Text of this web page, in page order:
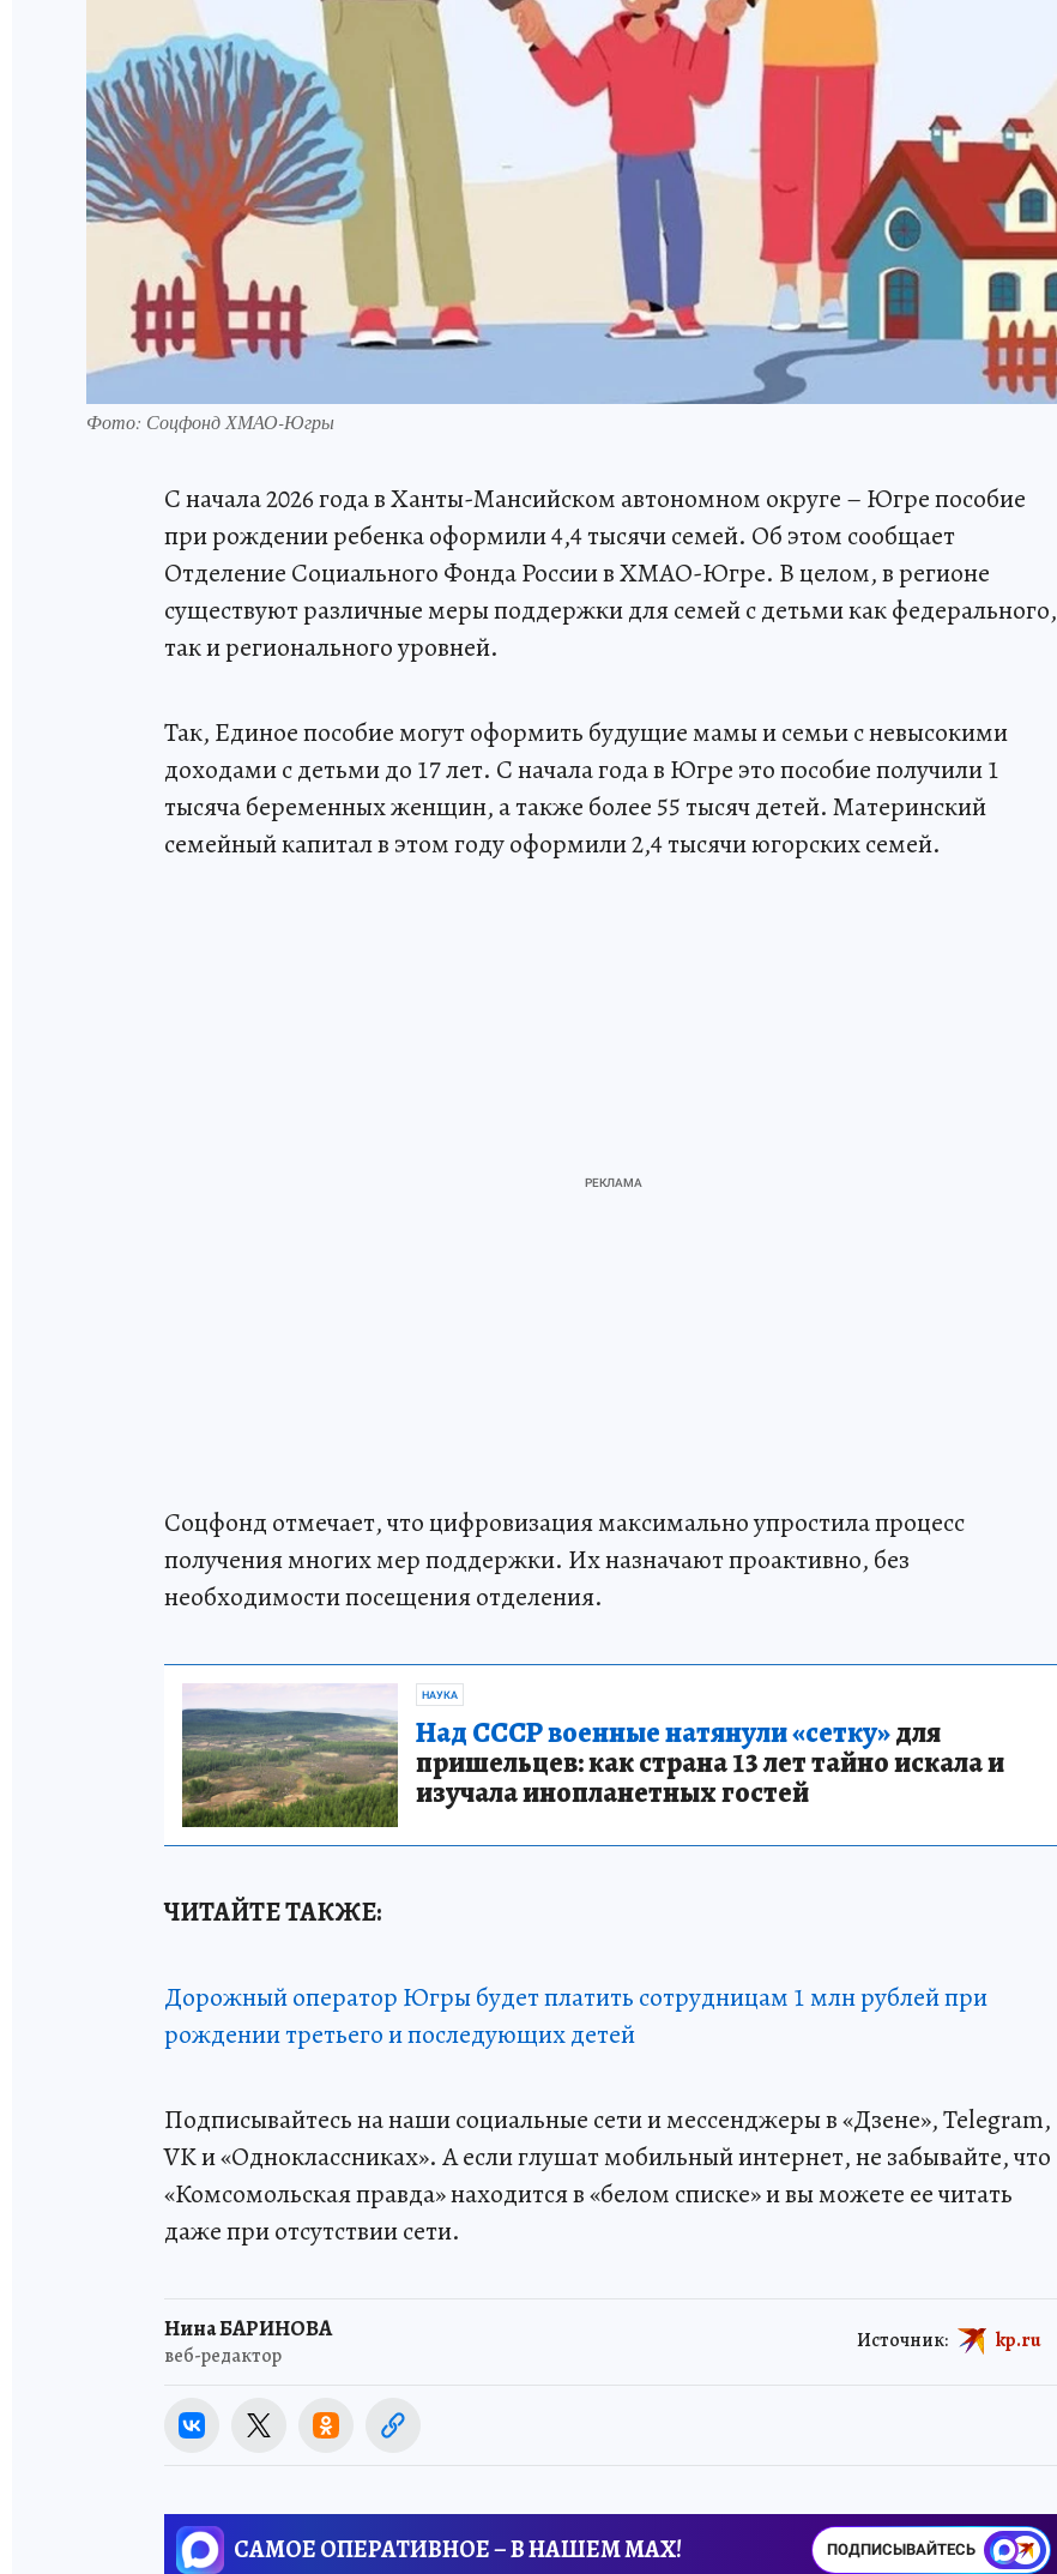
Фото: Соцфонд ХМАО-Югры
С начала 2026 года в Ханты-Мансийском автономном округе – Югре пособие
при рождении ребенка оформили 4,4 тысячи семей. Об этом сообщает
Отделение Социального Фонда России в ХМАО-Югре. В целом, в регионе
существуют различные меры поддержки для семей с детьми как федерального,
так и регионального уровней.
Так, Единое пособие могут оформить будущие мамы и семьи с невысокими
доходами с детьми до 17 лет. С начала года в Югре это пособие получили 1
тысяча беременных женщин, а также более 55 тысяч детей. Материнский
семейный капитал в этом году оформили 2,4 тысячи югорских семей.
Соцфонд отмечает, что цифровизация максимально упростила процесс
получения многих мер поддержки. Их назначают проактивно, без
необходимости посещения отделения.
НАУКА
Над СССР военные натянули «сетку»для
пришельцев: как страна 13 лет тайно искала и
изучала инопланетных гостей
ЧИТАЙТЕ ТАКЖЕ:
Дорожный оператор Югры будет платить сотрудницам 1 млн рублей при
рождении третьего и последующих детей
Подписывайтесь на наши социальные сети и мессенджеры в «Дзене», Telegram,
VK и «Одноклассниках». А если глушат мобильный интернет, не забывайте, что
«Комсомольская правда» находится в «белом списке» и вы можете ее читать
даже при отсутствии сети.
Нина БАРИНОВА
веб-редактор
Источник: kp.ru
САМОЕ ОПЕРАТИВНОЕ – В НАШЕМ MAX! ПОДПИСЫВАЙТЕСЬ